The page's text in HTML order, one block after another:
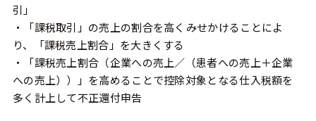
引」
・「課税取引」の売上の割合を高くみせかけることによ
り、「課税売上割合」を大きくする
・「課税売上割合（企業への売上／（患者への売上＋企業
への売上））」を高めることで控除対象となる仕入税額を
多く計上して不正還付申告